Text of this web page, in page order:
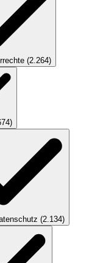
(2.264)
)
(2.134)